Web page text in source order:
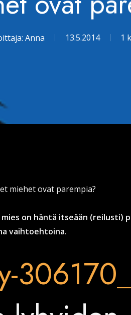
Anna 13.5.2014 1
miehet ovat parempia?
on häntä itseään (reilusti)
vaihtoehtoina.